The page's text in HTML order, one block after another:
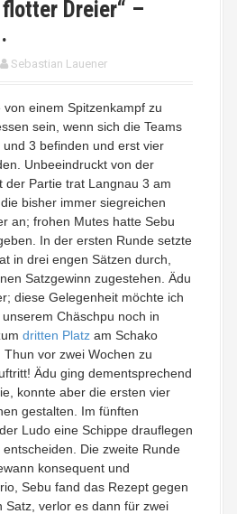
Dreier“ –
Sebastian Lauener
einem Spitzenkampf zu
sein, wenn sich die Teams
3 befinden und erst vier
Unbeeindruckt von der
der Partie trat Langnau 3 am
bisher immer siegreichen
an; frohen Mutes hatte Sebu
In der ersten Runde setzte
in drei engen Sätzen durch,
Satzgewinn zugestehen. Ädu
diese Gelegenheit möchte ich
Chäschpu noch in
dritten Platz am Schako
vor zwei Wochen zu
Ädu ging dementsprechend
konnte aber die ersten vier
gestalten. Im fünften
Ludo eine Schippe drauflegen
Die zweite Runde
konsequent und
Sebu fand das Rezept gegen
Satz, verlor es dann für zwei